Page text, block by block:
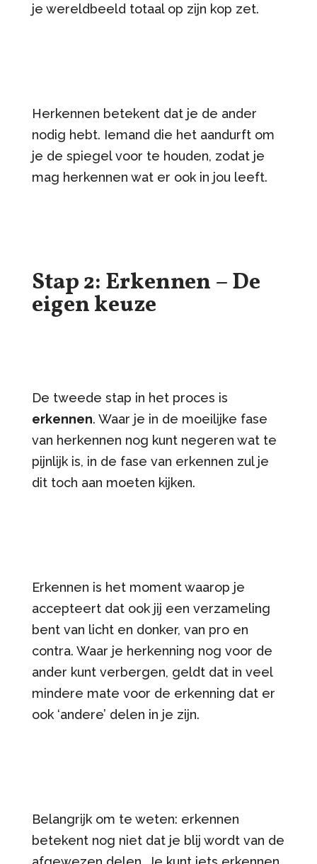
je wereldbeeld totaal op zijn kop zet.
Herkennen betekent dat je de ander
nodig hebt. Iemand die het aandurft om
je de spiegel voor te houden, zodat je
mag herkennen wat er ook in jou leeft.
Stap 2: Erkennen – De
eigen keuze
De tweede stap in het proces is
erkennen. Waar je in de moeilijke fase
van herkennen nog kunt negeren wat te
pijnlijk is, in de fase van erkennen zul je
dit toch aan moeten kijken.
Erkennen is het moment waarop je
accepteert dat ook jij een verzameling
bent van licht en donker, van pro en
contra. Waar je herkenning nog voor de
ander kunt verbergen, geldt dat in veel
mindere mate voor de erkenning dat er
ook ‘andere’ delen in je zijn.
Belangrijk om te weten: erkennen
betekent nog niet dat je blij wordt van de